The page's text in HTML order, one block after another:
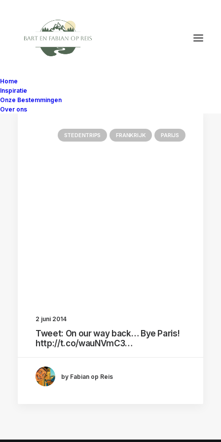
Home
Inspiratie
Onze Bestemmingen
Over ons
STEDENTRIPS FRANKRIJK PARIJS
2 juni 2014
Tweet: On our way back… Bye Paris!
http://t.co/wauNVmC3…
by Fabian op Reis